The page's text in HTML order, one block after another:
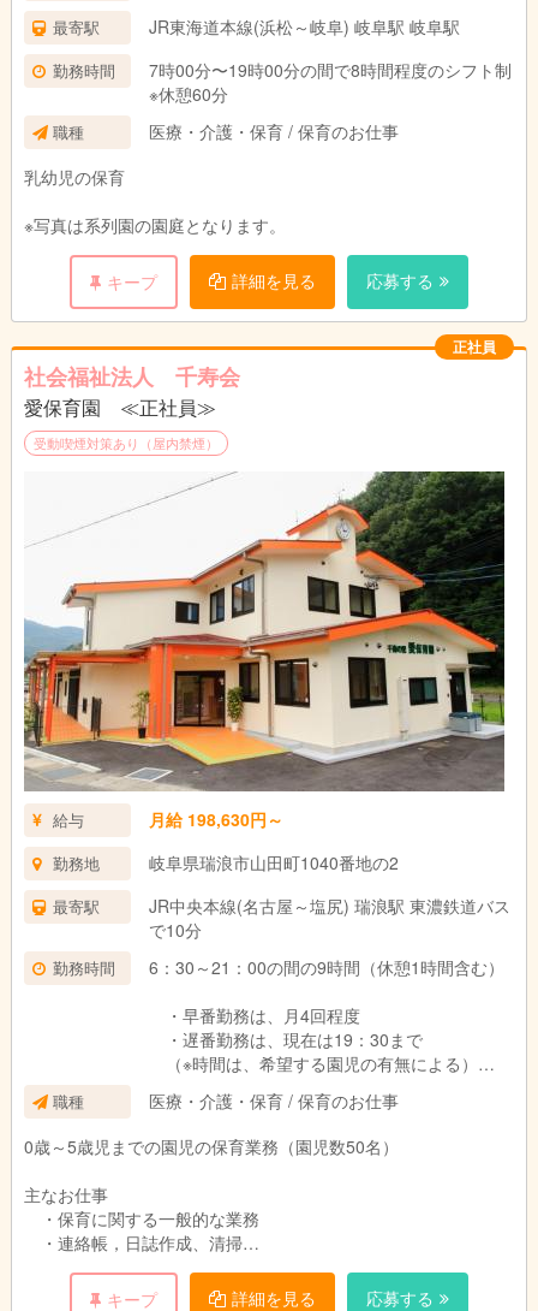
最寄駅 JR東海道本線(浜松～岐阜) 岐阜駅 岐阜駅
勤務時間
7時00分〜19時00分の間で8時間程度のシフト制
※休憩60分
職種
医療・介護・保育 / 保育のお仕事
乳幼児の保育
※写真は系列園の園庭となります。
キープ 詳細を見る 応募する
正社員
社会福祉法人 千寿会
愛保育園 ≪正社員≫
受動喫煙対策あり（屋内禁煙）
給与 月給 198,630円～
勤務地 岐阜県瑞浪市山田町1040番地の2
最寄駅
JR中央本線(名古屋～塩尻) 瑞浪駅 東濃鉄道バス
で10分
勤務時間
6：30～21：00の間の9時間（休憩1時間含む）
・早番勤務は、月4回程度
・遅番勤務は、現在は19：30まで
（※時間は、希望する園児の有無による）
♪♪♪♪♪ パート職員も随時募集中 ♪♪♪♪♪
・時給1,050円～1,080円
・土日祝日、年末年始休み
・社会保険加入もOK
※勤務先の相談も受け付けています
職種
医療・介護・保育 / 保育のお仕事
0歳～5歳児までの園児の保育業務（園児数50名）
主なお仕事
・保育に関する一般的な業務
・連絡帳，日誌作成、清掃
・保護者対応（一般的な対応のみ）
キープ 詳細を見る 応募する